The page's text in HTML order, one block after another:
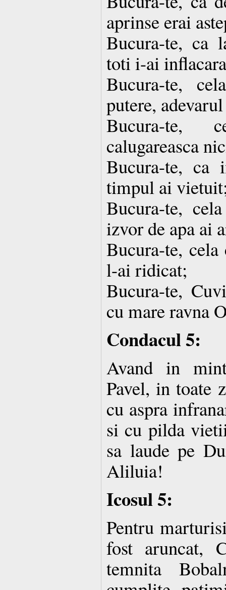
aprinse erai
Bucura-te, ca
toti i-ai
Bucura-te,
putere,
Bucura-te,
calugareasca
Bucura-te, ca
timpul ai
Bucura-te,
izvor de apa ai
Bucura-te,
l-ai ridicat;
Bucura-te,
cu mare ravna
Condacul 5:
Avand in
Pavel, in toate
cu aspra
si cu pilda
sa laude pe
Aliluia!
Icosul 5:
Pentru
fost aruncat,
temnita